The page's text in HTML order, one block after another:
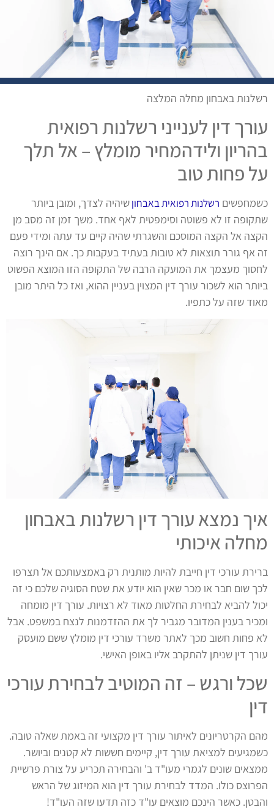
רשלנות באבחון מחלה המלצה
עורך דין לענייני רשלנות רפואית
בהריון ולידהמחיר מומלץ – אל תלך
על פחות טוב
כשמחפשים רשלנות רפואית באבחוןשיהיה לצדך, ומובן ביותר
שתקופה זו לא פשוטה וסימפטית לאף אחד. משך זמן זה מסב מן
הקצה אל הקצה המוסכם והשגרתי שהיה קיים עד עתה ומידי פעם
זה אף גורר תוצאות לא טובות בעתיד בעקבות כך. אם הינך רוצה
לחסוך מעצמך את המועקה הרבה של התקופה הזו המוצא הפשוט
ביותר הוא לשכור עורך דין המצוין בעניין ההוא, ואז כל היתר מובן
מאוד שזה על כתפיו.
איך נמצא עורך דין רשלנות באבחון
מחלה איכותי
ברירת עורכי דין חייבת להיות מותנית רק באמצעותכם אל תצרפו
לכך שום חבר או מכר שאין הוא יודע את שטח הסוגיה שלכם כי זה
יכול להביא לבחירת החלטות מאוד לא רצויות. עורך דין מומחה
ומכיר בענין המדובר מגביר לך את ההזדמנות לנצח במשפט. אבל
לא פחות חשוב מכך לאתר משרד עורכי דין מומלץ ששם מועסק
עורך דין שניתן להתקרב אליו באופן האישי.
שכל ורגש – זה המוטיב לבחירת עורכי
דין
מהם הקרטריונים לאיתור עורך דין מקצועי זה באמת שאלה טובה.
כשמגיעים למציאת עורך דין, קיימים חששות לא קטנים וביושר.
ממצאים שונים לגמרי מעו"ד ב' והבחירה תכריע על צורת פרשיית
הפרוצס כולו. המדד לבחירת עורך דין הוא המיזוג של הראש
והבטן. כאשר הינכם מוצאים עו"ד כזה תדעו שזה העו"ד!